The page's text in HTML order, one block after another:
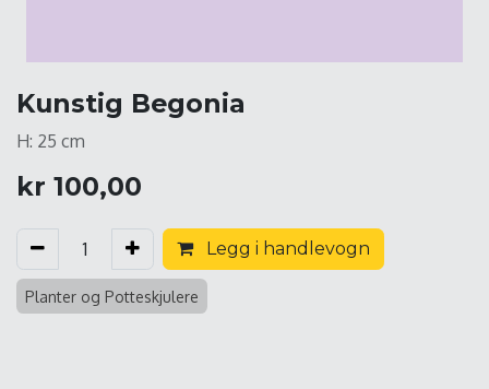
Kunstig Begonia
H: 25 cm
kr 100,00
Legg i handlevogn
Planter og Potteskjulere